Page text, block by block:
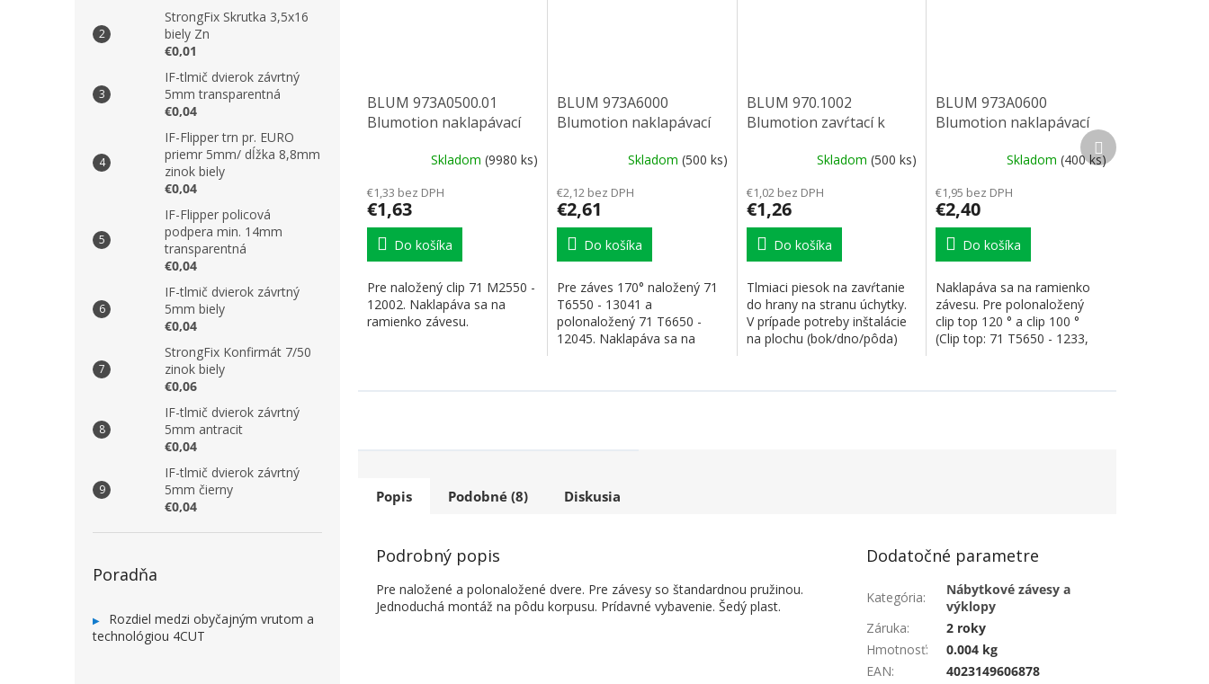
StrongFix Skrutka 3,5x16
biely Zn
€0,01
IF-tlmič dvierok závrtný
5mm transparentná
€0,04
IF-Flipper trn pr. EURO
priemr 5mm/ dĺžka 8,8mm
zinok biely
€0,04
IF-Flipper policová
podpera min. 14mm
transparentná
€0,04
IF-tlmič dvierok závrtný
5mm biely
€0,04
StrongFix Konfirmát 7/50
zinok biely
€0,06
IF-tlmič dvierok závrtný
5mm antracit
€0,04
IF-tlmič dvierok závrtný
5mm čierny
€0,04
Poradňa
Rozdiel medzi obyčajným vrutom a
technológiou 4CUT
BLUM 973A0500.01
Blumotion naklapávací
Skladom (9980 ks)
€1,33 bez DPH
€1,63
Do košíka
Pre naložený clip 71 M2550 -
12002. Naklapáva sa na
ramienko závesu.
BLUM 973A6000
Blumotion naklapávací
Skladom (500 ks)
€2,12 bez DPH
€2,61
Do košíka
Pre záves 170° naložený 71
T6550 - 13041 a
polonaložený 71 T6650 -
12045. Naklapáva sa na
BLUM 970.1002
Blumotion zavŕtací k
Skladom(500 ks)
€1,02 bez DPH
€1,26
Do košíka
Tlmiaci piesok na zavŕtanie
do hrany na stranu úchytky.
V prípade potreby inštalácie
na plochu (bok/dno/pôda)
BLUM 973A0600
Blumotion naklapávací
Skladom (400 ks)
€1,95 bez DPH
€2,40
Do košíka
Naklapáva sa na ramienko
závesu. Pre polonaložený
clip top 120 ° a clip 100 °
(Clip top: 71 T5650 - 1233,
Ďalší produkt
Popis Podobné (8) Diskusia
Podrobný popis
Pre naložené a polonaložené dvere. Pre závesy so štandardnou pružinou.
Jednoduchá montáž na pôdu korpusu. Prídavné vybavenie. Šedý plast.
Dodatočné parametre
Kategória:
Nábytkové závesy a
výklopy
Záruka:
2 roky
Hmotnosť:
0.004 kg
EAN:
4023149606878